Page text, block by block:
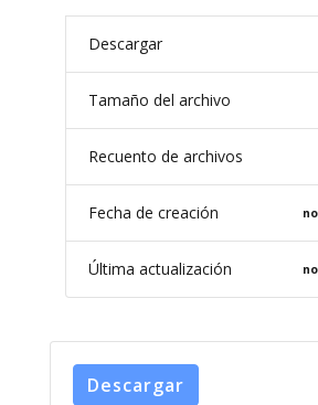
Descargar
Tamaño del archivo
Recuento de archivos
Fecha de creación
Última actualización
Descargar